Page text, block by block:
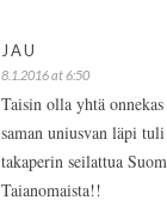
JAU
8.1.2016 at 6:50
Taisin olla yhtä
saman uniusvan läpi
takaperin seilattua
Taianomaista!!